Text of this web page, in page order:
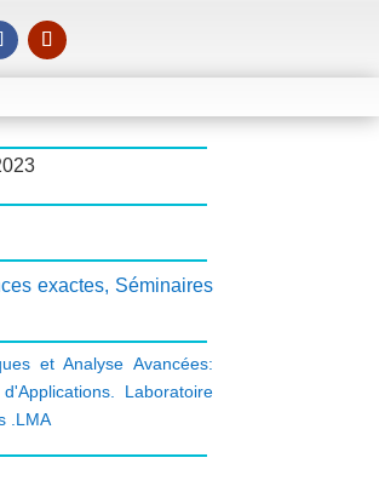
exactes, Séminaires
et Analyse Avancées:
Laboratoire
.LMA